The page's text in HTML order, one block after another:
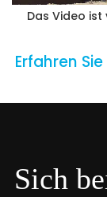
Das Video ist
Erfahren
Sich